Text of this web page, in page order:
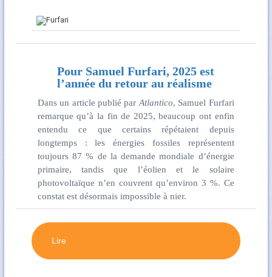
Pour Samuel Furfari, 2025 est
l’année du retour au réalisme
Dans un article publié parAtlantico, Samuel Furfari
remarque qu’à la fin de 2025, beaucoup ont enfin
entendu ce que certains répétaient depuis
longtemps : les énergies fossiles représentent
toujours 87 % de la demande mondiale dʼénergie
primaire, tandis que lʼéolien et le solaire
photovoltaïque nʼen couvrent quʼenviron 3 %. Ce
constat est désormais impossible à nier.
Lire